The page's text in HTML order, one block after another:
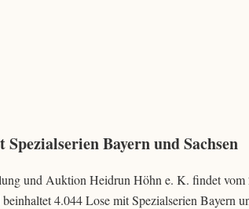
Bayern und Sachsen
und Auktion Heidrun Höhn e. K. findet vom
4.044 Lose mit Spezialserien Bayern